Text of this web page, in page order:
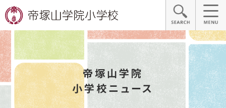
帝塚山学院
小学校ニュース